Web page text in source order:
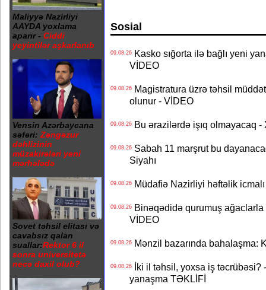
Maliyyə Nazirliyi
AAYDA yoxlama
aparır - Ciddi
yeyintilər aşkarlanıb
Vensin Azərbaycana
səfəri: Zəngəzur
dəhlizinin
müzakirələri yeni
mərhələdə
Sovet təhsil elitası və
cavabsız qalan
suallar:Rektor 6 il
sonra universitetə
necə daxil olub?
Sosial
09.08.26Kasko sığorta ilə bağlı yeni
VİDEO
09.08.26Magistratura üzrə təhsil
olunur - VİDEO
09.08.26Bu ərazilərdə işıq olmayacaq
09.08.26Sabah 11 marşrut bu
Siyahı
09.08.26Müdafiə Nazirliyi həftəlik
09.08.26Binəqədidə qurumuş ağaclarla
VİDEO
09.08.26Mənzil bazarında bahalaşma:
09.08.26İki il təhsil, yoxsa iş təcrübəsi?
yanaşma TƏKLİFİ